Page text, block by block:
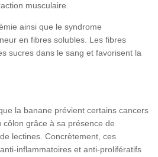
musculaire.
ainsi que le syndrome
en fibres solubles. Les fibres
sucres dans le sang et favorisent la
la banane prévient certains cancers
grâce à sa présence de
lectines. Concrètement, ces
inflammatoires et anti-prolifératifs